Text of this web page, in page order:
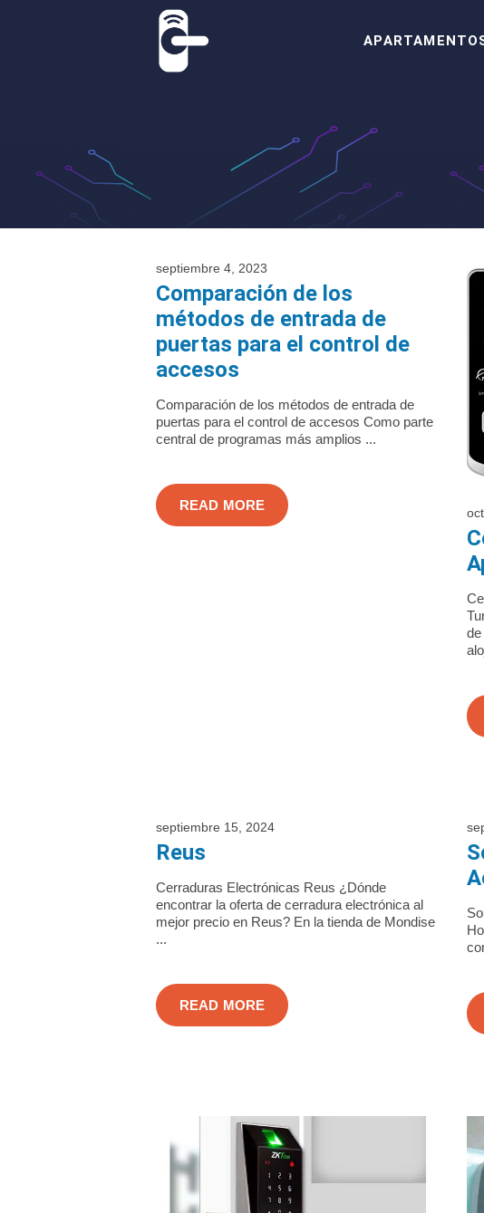
septiembre 4, 2023
Comparación de los
métodos de entrada de
puertas para el control de
accesos
Comparación de los métodos de entrada de
puertas para el control de accesos Como parte
central de programas más amplios ...
READ MORE
septiembre 15, 2024
Reus
Cerraduras Electrónicas Reus ¿Dónde
encontrar la oferta de cerradura electrónica al
mejor precio en Reus? En la tienda de Mondise
...
READ MORE